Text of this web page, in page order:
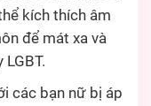
kích thích âm
để mát xa và
các bạn nữ bị áp